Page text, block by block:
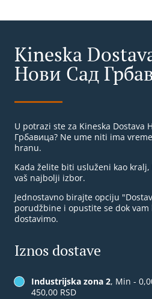
Kineska
Нови Сад
U potrazi ste za Kineska Dostava
Грбавица? Ne ume niti ima
hranu.
Kada želite biti usluženi kao
vaš najbolji izbor.
Jednostavno birajte opciju
porudžbine i opustite se dok
dostavimo.
Iznos dostave
Industrijska zona 2, Min -
450,00 RSD